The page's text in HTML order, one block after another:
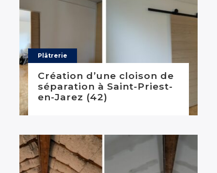
Plâtrerie
Création d’une cloison de
séparation à Saint-Priest-
en-Jarez (42)